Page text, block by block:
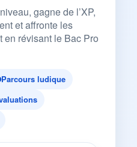
gagne de l’XP,
et affronte les
en révisant le Bac Pro
Parcours ludique